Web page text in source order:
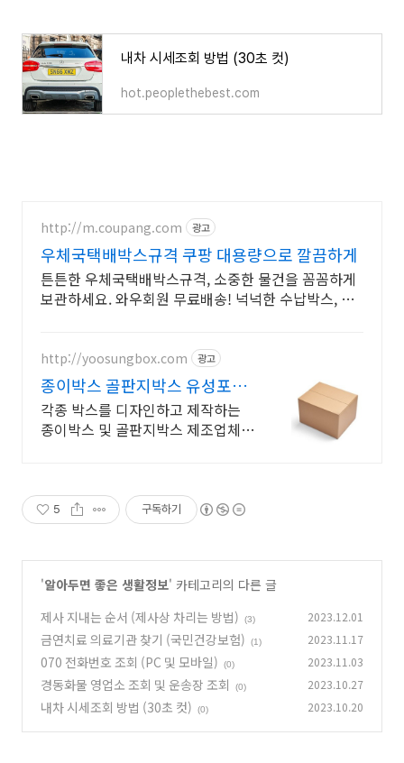
내차 시세조회 방법 (30초 컷)
hot.peoplethebest.com
http://m.coupang.com 광고
우체국택배박스규격 쿠팡 대용량으로 깔끔하게
튼튼한 우체국택배박스규격, 소중한 물건을 꼼꼼하게
보관하세요. 와우회원 무료배송! 넉넉한 수납박스, 공
http://yoosungbox.com 광고
종이박스 골판지박스 유성포장
직접 제조공장 운영
각종 박스를 디자인하고 제작하는
종이박스 및 골판지박스 제조업체
5 구독하기
'알아두면 좋은 생활정보' 카테고리의 다른 글
제사 지내는 순서 (제사상 차리는 방법)
(3) 2023.12.01
금연치료 의료기관 찾기 (국민건강보험) (1) 2023.11.17
070 전화번호 조회 (PC 및 모바일) (0) 2023.11.03
경동화물 영업소 조회 및 운송장 조회 (0) 2023.10.27
내차 시세조회 방법 (30초 컷) (0) 2023.10.20